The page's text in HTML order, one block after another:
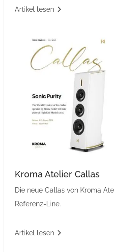
Artikel lesen
Kroma Atelier Callas
Die neue Callas von Kroma
Referenz-Line.
Artikel lesen